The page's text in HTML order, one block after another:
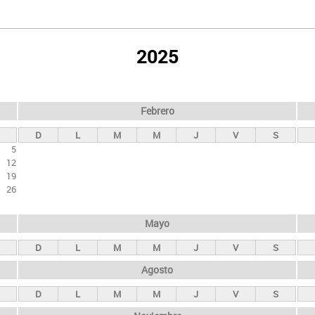
2025
5
12
19
26
Febrero
D L M M J V S
Mayo
D L M M J V S
Agosto
D L M M J V S